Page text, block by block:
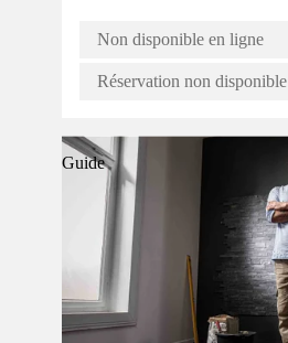
Non disponible en ligne
Réservation non disponible
Guide